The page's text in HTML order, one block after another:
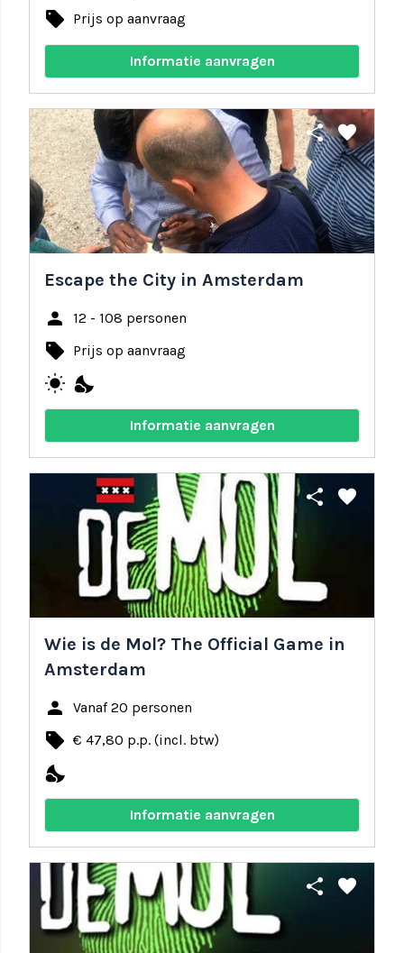
local_offer Prijs op aanvraag
Informatie aanvragen
share favorite
Escape the City in Amsterdam
person 12 - 108 personen
local_offer Prijs op aanvraag
wb_sunny nights_stay
Informatie aanvragen
share favorite
Wie is de Mol? The Official Game in
Amsterdam
person Vanaf 20 personen
local_offer € 47,80 p.p. (incl. btw)
nights_stay
Informatie aanvragen
share favorite